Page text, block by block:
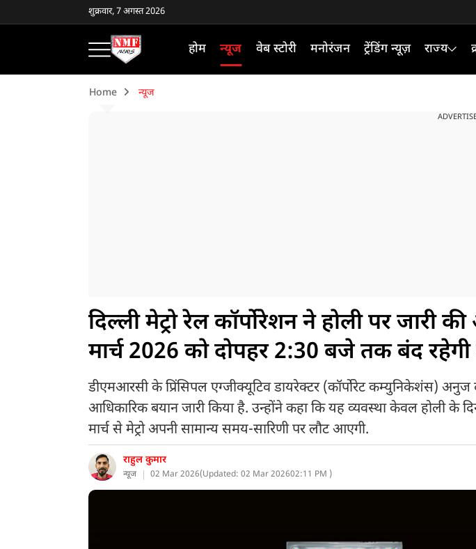
शुक्रवार, 7 अगस्त 2026
होम न्यूज वेब स्टोरी मनोरंजन ट्रेंडिंग न्यूज़ राज्य
Home न्यूज
दिल्ली मेट्रो रेल कॉर्पोरेशन ने होली पर जारी
मार्च 2026 को दोपहर 2:30 बजे तक बंद रहेगी
डीएमआरसी के प्रिंसिपल एग्जीक्यूटिव डायरेक्टर (कॉर्पोरेट कम्युनिकेशंस)
आधिकारिक बयान जारी किया है. उन्होंने कहा कि यह व्यवस्था केवल होली के
मार्च से मेट्रो अपनी सामान्य समय-सारिणी पर लौट आएगी.
राहुल कुमार
न्यूज 02 Mar 2026(Updated: 02 Mar 202602:11 PM )